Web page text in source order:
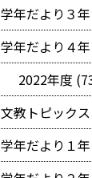
学年だより３
学年だより４
2022年度
文教トピック
学年だより１